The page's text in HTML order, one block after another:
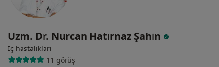
Uzm. Dr. Nurcan Hatırnaz Şahin
İç hastalıkları
11 görüş